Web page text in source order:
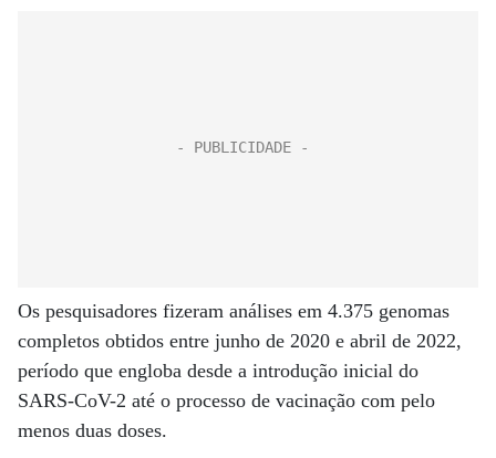
Os pesquisadores fizeram análises em 4.375 genomas
completos obtidos entre junho de 2020 e abril de 2022,
período que engloba desde a introdução inicial do
SARS-CoV-2 até o processo de vacinação com pelo
menos duas doses.